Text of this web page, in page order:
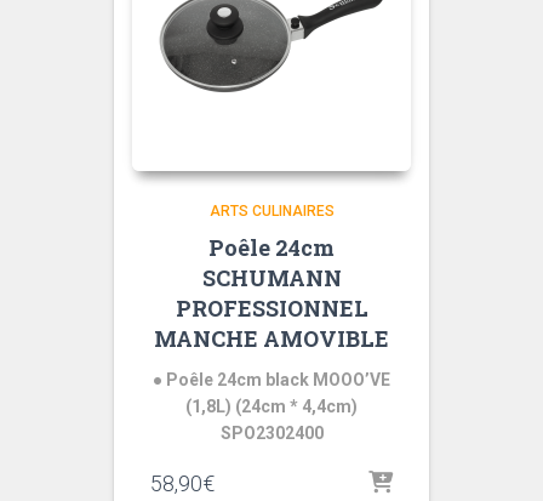
ARTS CULINAIRES
Poêle 24cm
SCHUMANN
PROFESSIONNEL
MANCHE AMOVIBLE
● Poêle 24cm black MOOO’VE
(1,8L) (24cm * 4,4cm)
SPO2302400
58,90€